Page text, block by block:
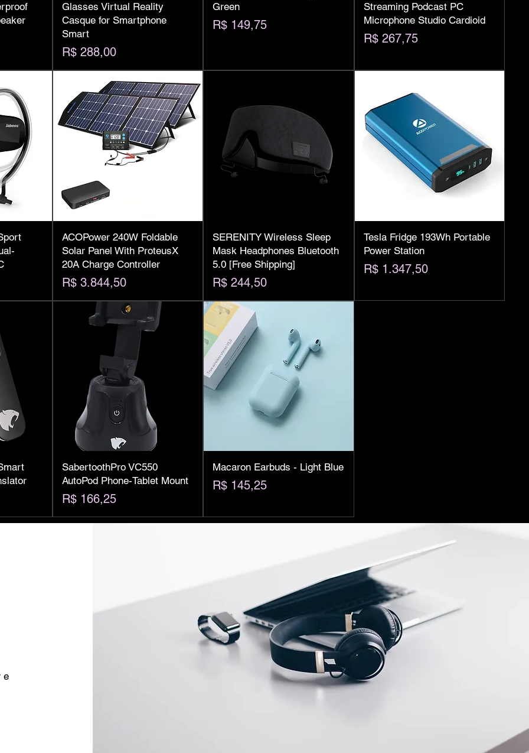
Glasses Virtual Reality
Casque for Smartphone
Smart
Preço
R$ 288,00
Green
Preço
R$ 149,75
Streaming Podcast PC
Microphone Studio Cardioid
Preço
R$ 267,75
ACOPower 240W Foldable
Solar Panel With ProteusX
20A Charge Controller
Preço
R$ 3.844,50
SERENITY Wireless Sleep
Mask Headphones Bluetooth
5.0 [Free Shipping]
Preço
R$ 244,50
Tesla Fridge 193Wh Portable
Power Station
Preço
R$ 1.347,50
SabertoothPro VC550
AutoPod Phone-Tablet Mount
Preço
R$ 166,25
Macaron Earbuds - Light Blue
Preço
R$ 145,25
e